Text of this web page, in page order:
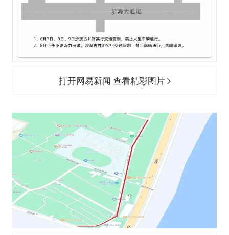
打开网易新闻 查看精彩图片